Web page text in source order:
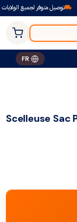
توصيل متوفر لجميع الولايات
FR
Scelleuse Sac